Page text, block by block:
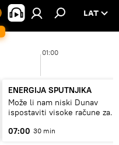
LAT
01:00
ENERGIJA SPUTNJIKA
Može li nam niski Dunav
ispostaviti visoke račune za
07:00 30 min